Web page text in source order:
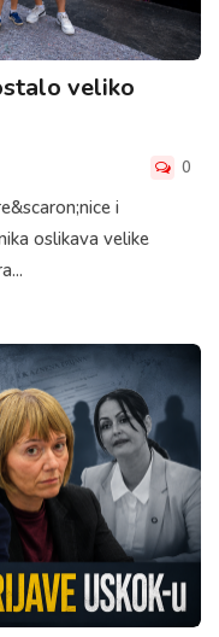
veliko
0
i
oslikava velike